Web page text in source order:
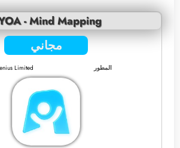
- Mind Mapping
مجاني
المطور Limited